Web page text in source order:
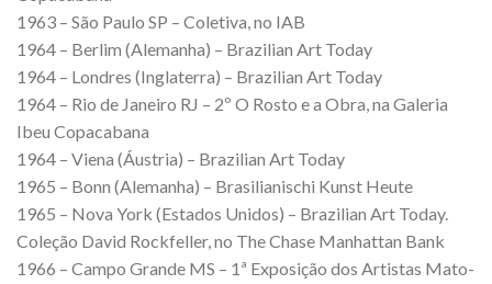
1963 – São Paulo SP – Coletiva, no IAB
1964 – Berlim (Alemanha) – Brazilian Art Today
1964 – Londres (Inglaterra) – Brazilian Art Today
1964 – Rio de Janeiro RJ – 2º O Rosto e a Obra, na Galeria
Ibeu Copacabana
1964 – Viena (Áustria) – Brazilian Art Today
1965 – Bonn (Alemanha) – Brasilianischi Kunst Heute
1965 – Nova York (Estados Unidos) – Brazilian Art Today.
Coleção David Rockfeller, no The Chase Manhattan Bank
1966 – Campo Grande MS – 1ª Exposição dos Artistas Mato-